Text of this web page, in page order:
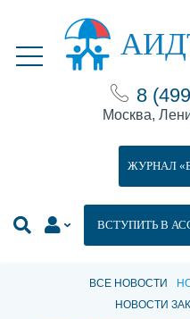
8
Москва,
ВСТУПИТЬ В
ЖУРНАЛ
ВСЕ НОВОСТИ
НОВОСТИ